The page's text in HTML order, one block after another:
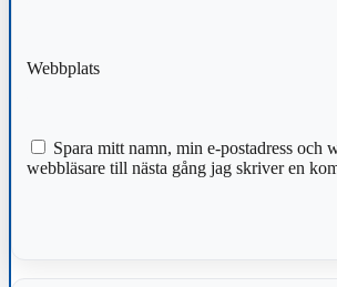
Webbplats
Spara mitt namn, min e-postadress och
webbläsare till nästa gång jag skriver en